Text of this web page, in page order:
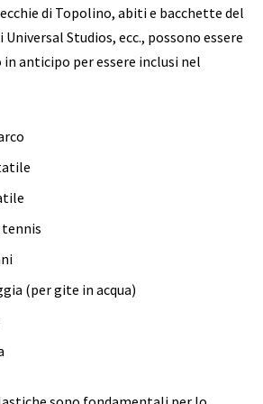
di Topolino, abiti e bacchette del
Studios, ecc., possono essere
anticipo per essere inclusi nel
tennis
(per gite in acqua)